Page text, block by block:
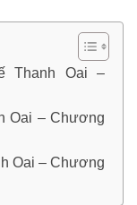
Thanh Oai –
Oai – Chương
Oai – Chương